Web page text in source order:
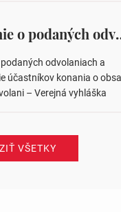
Oznámenie o podaných
odvolaniach a
účastníkov konania o
– Verejná vyhláška
VŠETKY